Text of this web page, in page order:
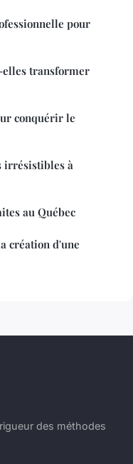
pour
elles transformer
conquérir le
irrésistibles à
au Québec
création d'une
des méthodes